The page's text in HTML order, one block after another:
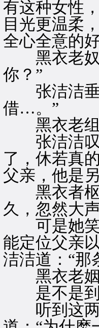
有这种女性
目光更温柔
全心全意的
黑衣老奴
你？”
张洁洁垂
借…。”
黑衣老组
张洁洁叹
了，休若真
父亲，他是
黑衣者枢
久，忽然大
可是她笑
能定位父亲
洁洁道：“那
黑衣老姻
是不是到
听到这两